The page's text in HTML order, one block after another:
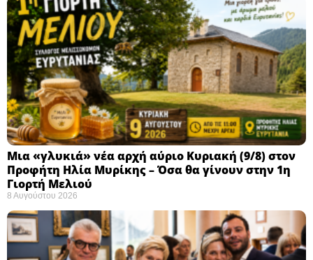
Μια «γλυκιά» νέα αρχή αύριο Κυριακή (9/8) στον
Προφήτη Ηλία Μυρίκης – Όσα θα γίνουν στην 1η
Γιορτή Μελιού
8 Αυγούστου 2026